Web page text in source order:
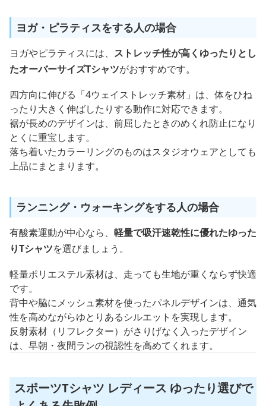
ヨガ・ピラティスをする人の場合
ヨガやピラティスには、ストレッチ性が高くゆったりとし
たオーバーサイズTシャツ
がおすすめです。
四方向に伸びる「4ウェイストレッチ素材」は、体をひね
ったり大きく伸ばしたりする動作に対応できます。
裾が長めのデザインは、前屈したときのめくれ防止になり
とくに重宝します。
落ち着いたカラーリングのものはスタジオウェアとしても
上品にまとまります。
ランニング・ウォーキングをする人の場合
有酸素運動が中心なら、軽量で吸汗速乾性に優れたゆった
りTシャツ
を選びましょう。
軽量ポリエステル素材は、走っても生地が重くならず快適
です。
背中や脇にメッシュ素材を使ったパネルデザインは、通気
性を高めながらゆとりあるシルエットを実現します。
反射素材（リフレクター）がさりげなく入ったデザイン
は、早朝・夜間ランの視認性を高めてくれます。
スポーツTシャツ レディース ゆったり選びで